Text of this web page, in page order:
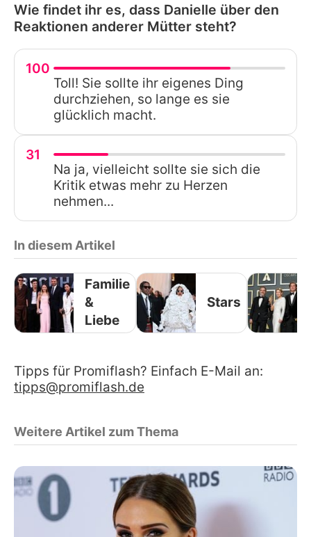
Wie findet ihr es, dass Danielle über den
Reaktionen anderer Mütter steht?
100
Toll! Sie sollte ihr eigenes Ding
durchziehen, so lange es sie
glücklich macht.
31
Na ja, vielleicht sollte sie sich die
Kritik etwas mehr zu Herzen
nehmen...
In diesem Artikel
Familie
&
Liebe
Stars
Tipps für Promiflash? Einfach E-Mail an:
tipps@promiflash.de
Weitere Artikel zum Thema